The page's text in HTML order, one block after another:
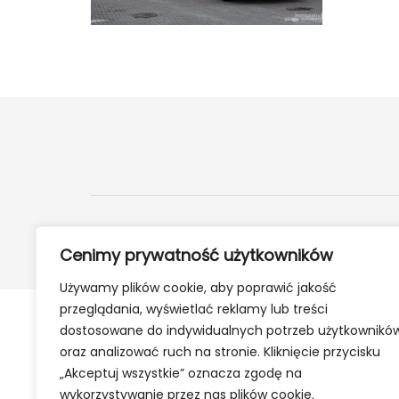
Cenimy prywatność użytkowników
Używamy plików cookie, aby poprawić jakość
przeglądania, wyświetlać reklamy lub treści
dostosowane do indywidualnych potrzeb
oraz analizować ruch na stronie. Kliknięcie przycisku
„Akceptuj wszystkie” oznacza zgodę na
wykorzystywanie przez nas plików cookie.